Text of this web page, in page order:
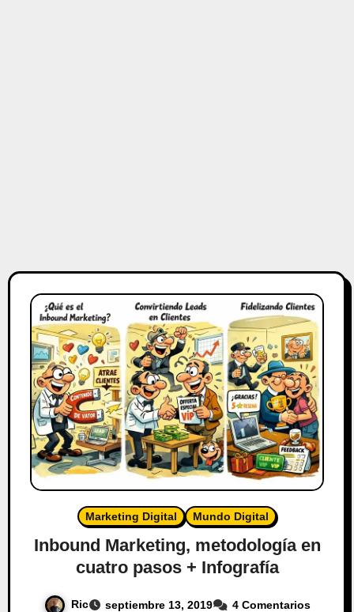
Marketing Digital Mundo Digital
Inbound Marketing, metodología en
cuatro pasos + Infografía
Ric septiembre 13, 2019 4 Comentarios